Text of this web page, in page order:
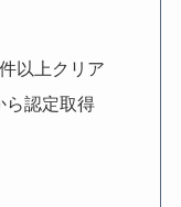
以上クリア
認定取得